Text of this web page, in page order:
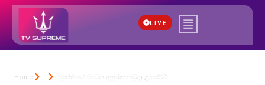
LIVE
Home යුක්තියේ මාවත අහුරන හමුදා උසස්වීම්